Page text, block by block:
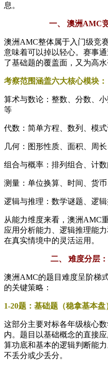
息。
一、 澳洲AMC
澳洲AMC整体属于入门级竞
意味着可以掉以轻心。赛事
了基础题的覆盖面，又为高
考察范围涵盖六大核心模块：
算术与数论：整数、分数、
等
代数：简单方程、数列、模
几何：图形性质、面积、周
组合与概率：排列组合、计
测量：单位换算、时间、货
逻辑与推理：数学谜题、逻
从能力维度来看，澳洲AMC
应用分析能力、逻辑推理能
在真实情境中的灵活运用。
二、 难度分层
澳洲AMC的题目难度呈阶梯
的关键策略：
1-20题：基础题（稳拿基本盘
这部分主要对标各年级核心
内。题目以基础概念的直接
算功底和基本的逻辑判断能
不丢分或少丢分。